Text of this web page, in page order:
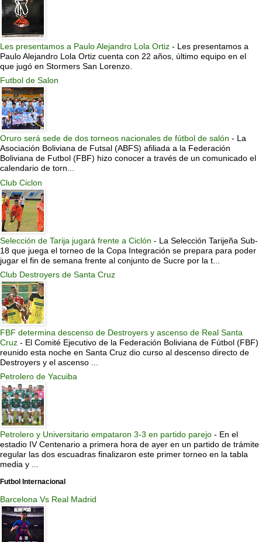
Les presentamos a Paulo Alejandro Lola Ortiz - Les presentamos a
Paulo Alejandro Lola Ortiz cuenta con 22 años, último equipo en el
que jugó en Stormers San Lorenzo.
Futbol de Salon
Oruro será sede de dos torneos nacionales de fútbol de salón - La
Asociación Boliviana de Futsal (ABFS) afiliada a la Federación
Boliviana de Futbol (FBF) hizo conocer a través de un comunicado el
calendario de torn...
Club Ciclon
Selección de Tarija jugará frente a Ciclón - La Selección Tarijeña Sub-
18 que juega el torneo de la Copa Integración se prepara para poder
jugar el fin de semana frente al conjunto de Sucre por la t...
Club Destroyers de Santa Cruz
FBF determina descenso de Destroyers y ascenso de Real Santa
Cruz - El Comité Ejecutivo de la Federación Boliviana de Fútbol (FBF)
reunido esta noche en Santa Cruz dio curso al descenso directo de
Destroyers y el ascenso ...
Petrolero de Yacuiba
Petrolero y Universitario empataron 3-3 en partido parejo - En el
estadio IV Centenario a primera hora de ayer en un partido de trámite
regular las dos escuadras finalizaron este primer torneo en la tabla
media y ...
Futbol Internacional
Barcelona Vs Real Madrid